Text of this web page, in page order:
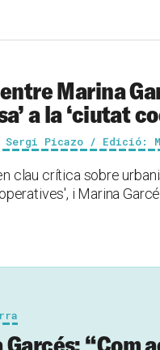
Marina
a la ‘ciutat
Sergi Picazo / Edició:
clau crítica sobre
i Marina